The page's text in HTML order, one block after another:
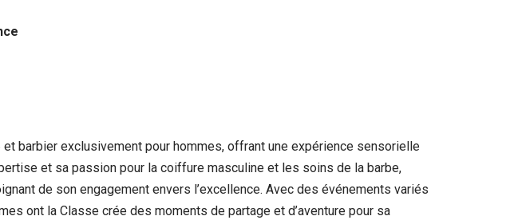
barbier exclusivement pour hommes, offrant une expérience sensorielle
et sa passion pour la coiffure masculine et les soins de la barbe,
de son engagement envers l’excellence. Avec des événements variés
ont la Classe crée des moments de partage et d’aventure pour sa